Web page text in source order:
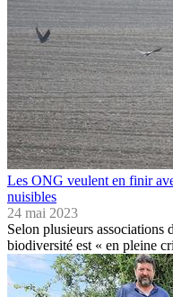
Les ONG veulent en finir
nuisibles
24 mai 2023
Selon plusieurs
biodiversité est « en pleine